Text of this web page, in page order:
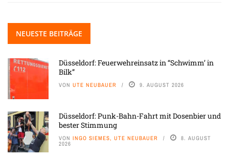
NEUESTE BEITRÄGE
Düsseldorf: Feuerwehreinsatz in “Schwimm’ in
Bilk”
VON UTE NEUBAUER 9. AUGUST 2026
Düsseldorf: Punk-Bahn-Fahrt mit Dosenbier und
bester Stimmung
VON INGO SIEMES, UTE NEUBAUER 8. AUGUST
2026